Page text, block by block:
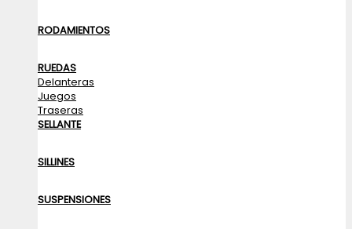
RODAMIENTOS
RUEDAS
Delanteras
Juegos
Traseras
SELLANTE
SILLINES
SUSPENSIONES